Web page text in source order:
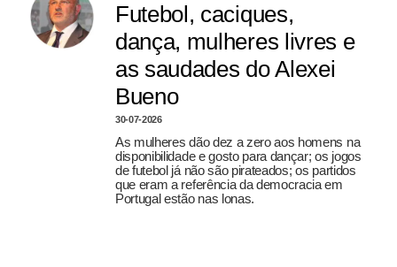
Futebol, caciques,
dança, mulheres livres e
as saudades do Alexei
Bueno
30-07-2026
As mulheres dão dez a zero aos homens na
disponibilidade e gosto para dançar; os jogos
de futebol já não são pirateados; os partidos
que eram a referência da democracia em
Portugal estão nas lonas.